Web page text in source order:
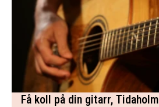
Få koll på din gitarr, Tidaholm